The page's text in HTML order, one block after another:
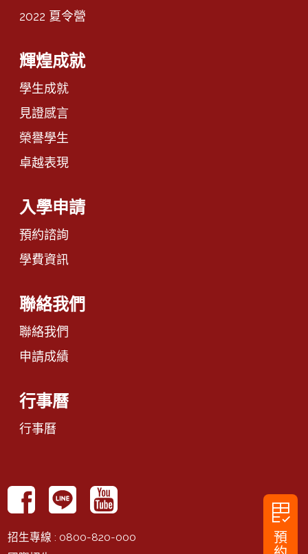
rubric
預
招生專線 : 0800-820-000
2022 夏令營
輝煌成就
學生成就
見證感言
榮譽學生
卓越表現
入學申請
預約諮詢
學費資訊
聯絡我們
聯絡我們
申請成績
行事曆
行事曆